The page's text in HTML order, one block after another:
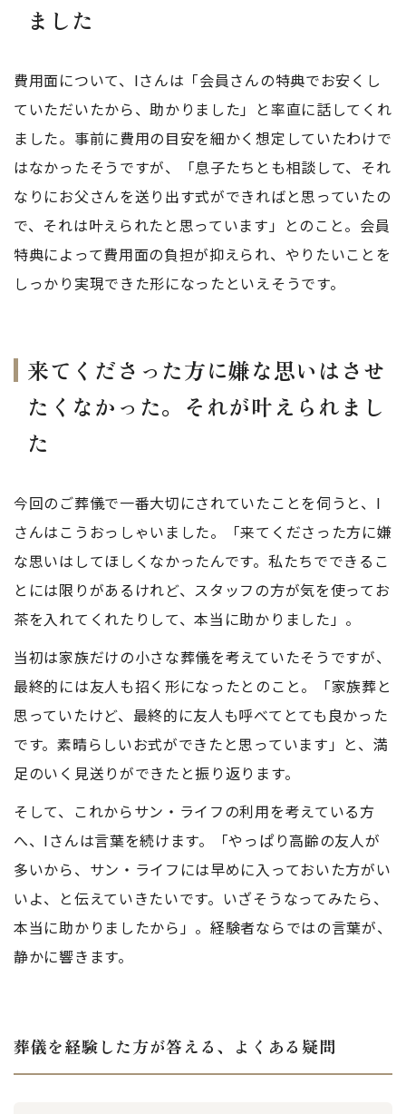
ました
費用面について、Iさんは「会員さんの特典でお安くし
ていただいたから、助かりました」と率直に話してくれ
ました。事前に費用の目安を細かく想定していたわけで
はなかったそうですが、「息子たちとも相談して、それ
なりにお父さんを送り出す式ができればと思っていたの
で、それは叶えられたと思っています」とのこと。会員
特典によって費用面の負担が抑えられ、やりたいことを
しっかり実現できた形になったといえそうです。
来てくださった方に嫌な思いはさせ
たくなかった。それが叶えられまし
た
今回のご葬儀で一番大切にされていたことを伺うと、I
さんはこうおっしゃいました。「来てくださった方に嫌
な思いはしてほしくなかったんです。私たちでできるこ
とには限りがあるけれど、スタッフの方が気を使ってお
茶を入れてくれたりして、本当に助かりました」。
当初は家族だけの小さな葬儀を考えていたそうですが、
最終的には友人も招く形になったとのこと。「家族葬と
思っていたけど、最終的に友人も呼べてとても良かった
です。素晴らしいお式ができたと思っています」と、満
足のいく見送りができたと振り返ります。
そして、これからサン・ライフの利用を考えている方
へ、Iさんは言葉を続けます。「やっぱり高齢の友人が
多いから、サン・ライフには早めに入っておいた方がい
いよ、と伝えていきたいです。いざそうなってみたら、
本当に助かりましたから」。経験者ならではの言葉が、
静かに響きます。
葬儀を経験した方が答える、よくある疑問